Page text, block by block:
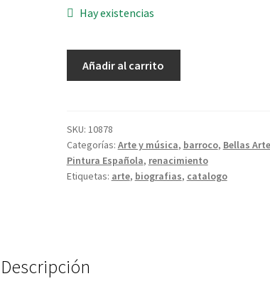
Hay existencias
Española
Desde
Los
Reyes
Pérez
Añadir al carrito
SKU: 10878
Categorías: Arte y música, barroco, Bellas
Pintura Española, renacimiento
Etiquetas: arte, biografias, catalogo
Descripción